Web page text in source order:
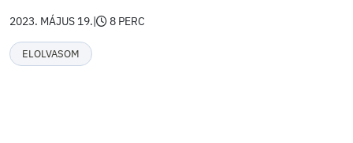
2023. MÁJUS 19.| 8 PERC
ELOLVASOM